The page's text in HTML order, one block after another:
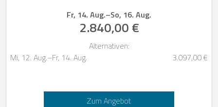
Fr, 14. Aug.–So, 16. Aug.
2.840,00 €
Alternativen:
Mi, 12. Aug.–Fr, 14. Aug. 3.097,00 €
Zum Angebot